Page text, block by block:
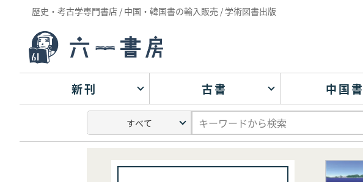
歴史・考古学専門書店 / 中国・韓国書の輸入販売 / 学術図書出版
新刊 古書 中国書